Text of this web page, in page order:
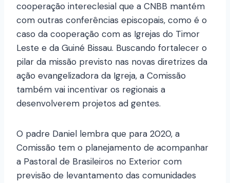
cooperação intereclesial que a CNBB mantém
com outras conferências episcopais, como é o
caso da cooperação com as Igrejas do Timor
Leste e da Guiné Bissau. Buscando fortalecer o
pilar da missão previsto nas novas diretrizes da
ação evangelizadora da Igreja, a Comissão
também vai incentivar os regionais a
desenvolverem projetos ad gentes.
O padre Daniel lembra que para 2020, a
Comissão tem o planejamento de acompanhar
a Pastoral de Brasileiros no Exterior com
previsão de levantamento das comunidades